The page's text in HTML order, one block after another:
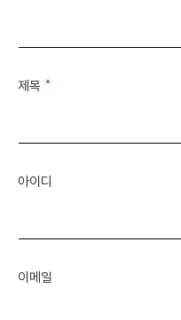
제목
아이디
이메일